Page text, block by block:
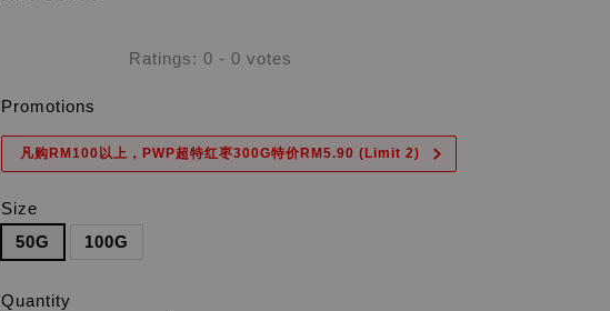
Ratings:0 -0 votes
Promotions
凡购RM100以上，PWP超特红枣300G特价RM5.90 (Limit 2)
Size
50G
100G
Quantity